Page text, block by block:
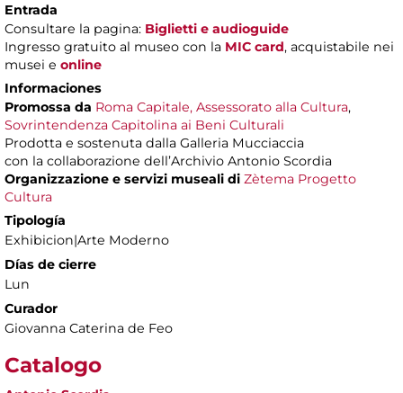
Entrada
Consultare la pagina: Biglietti e audioguide
Ingresso gratuito al museo con la MIC card, acquistabile nei
musei e online
Informaciones
Promossa da Roma Capitale, Assessorato alla Cultura,
Sovrintendenza Capitolina ai Beni Culturali
Prodotta e sostenuta dalla Galleria Mucciaccia
con la collaborazione dell’Archivio Antonio Scordia
Organizzazione e servizi museali di Zètema Progetto
Cultura
Tipología
Exhibicion|Arte Moderno
Días de cierre
Lun
Curador
Giovanna Caterina de Feo
Catalogo